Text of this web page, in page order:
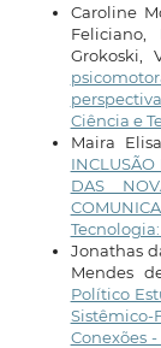
Caroline
Grokoski,
Ciência e
Maira
DAS
Tecnologia:
Jonathas
Mendes
Político
Conexões